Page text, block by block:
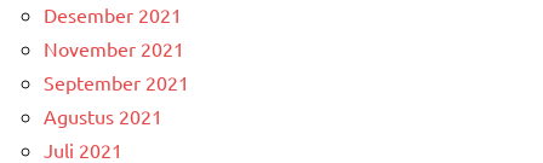
Desember 2021
November 2021
September 2021
Agustus 2021
Juli 2021